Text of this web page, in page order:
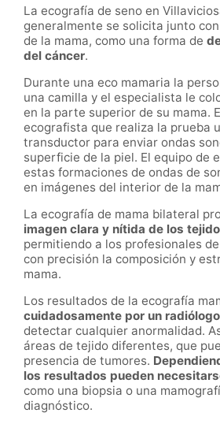
La ecografía de seno en
generalmente se solicita junto
de la mama, como una forma de
del cáncer.
Durante una eco mamaria la
una camilla y el especialista le
en la parte superior de su mama.
ecografista que realiza la prueba
transductor para enviar ondas
superficie de la piel. El equipo de
estas formaciones de ondas de
en imágenes del interior de la
La ecografía de mama bilateral
imagen clara y nítida de los
permitiendo a los profesionales
con precisión la composición y
mama.
Los resultados de la ecografía
cuidadosamente por un
detectar cualquier anormalidad.
áreas de tejido diferentes, que
presencia de tumores.
los resultados pueden
como una biopsia o una
diagnóstico.